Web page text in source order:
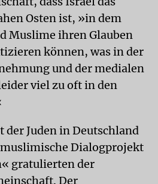
Osten ist, »in dem
Muslime ihren Glauben
können, was in der
und der medialen
viel zu oft in den
der Juden in Deutschland
Dialogprojekt
gratulierten der
Der